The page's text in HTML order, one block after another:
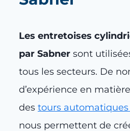
Les entretoises
par Sabner sont
tous les secteurs. De
d’expérience en matière
des tours automatiques
nous permettent de